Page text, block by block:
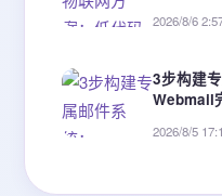
2026/8/6
3步构建
Webmail
2026/8/5